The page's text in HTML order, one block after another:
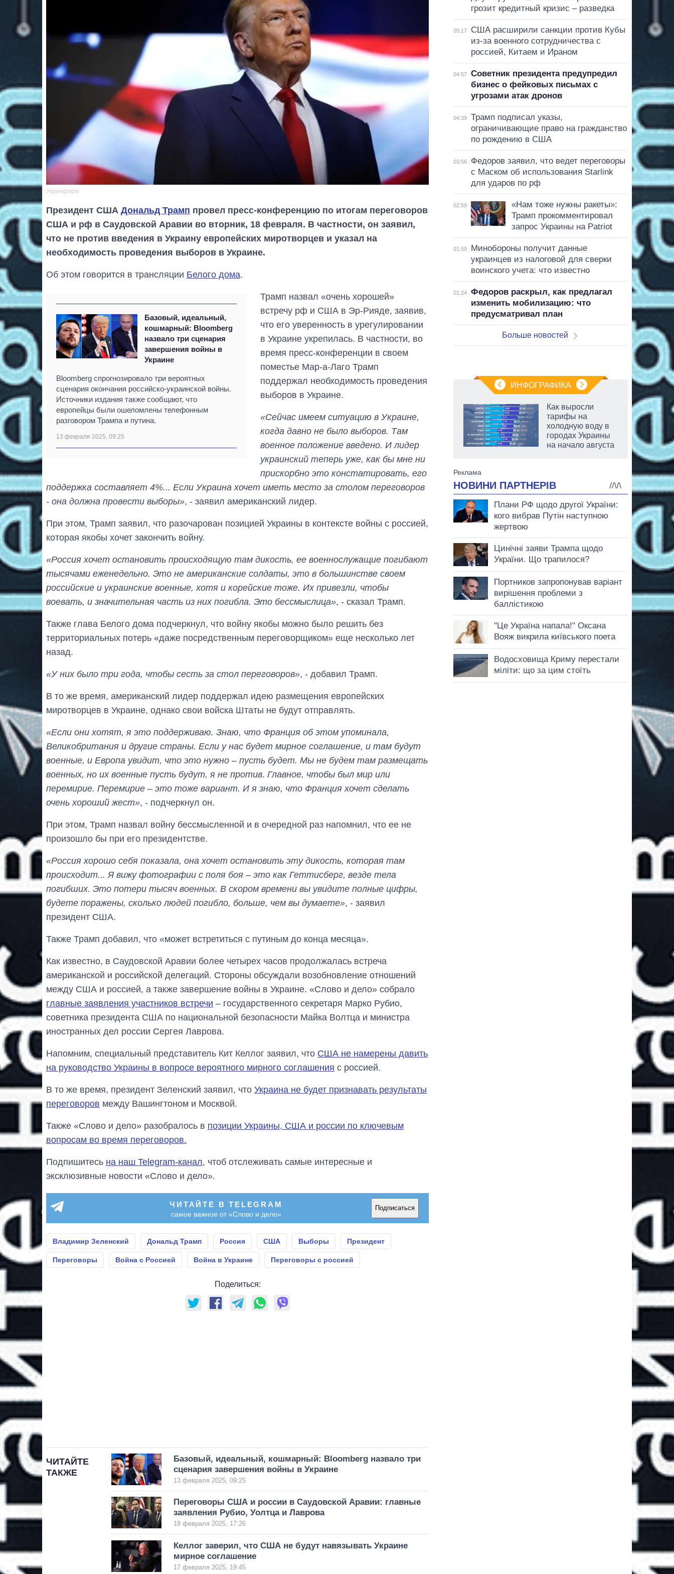
Укринформ
Президент США Дональд Трамп провел пресс-конференцию по итогам переговоров
США и рф в Саудовской Аравии во вторник, 18 февраля. В частности, он заявил,
что не против введения в Украину европейских миротворцев и указал на
необходимость проведения выборов в Украине.
Об этом говорится в трансляции Белого дома.
Базовый, идеальный,
кошмарный: Bloomberg
назвало три сценария
завершения войны в
Украине
Bloomberg спрогнозировало три вероятных
сценария окончания российско-украинской войны.
Источники издания также сообщают, что
европейцы были ошеломлены телефонным
разговором Трампа и путина.
13 февраля 2025, 09:25
Трамп назвал «очень хорошей»
встречу рф и США в Эр-Рияде, заявив,
что его уверенность в урегулировании
в Украине укрепилась. В частности, во
время пресс-конференции в своем
поместье Мар-а-Лаго Трамп
поддержал необходимость проведения
выборов в Украине.
«Сейчас имеем ситуацию в Украине,
когда давно не было выборов. Там
военное положение введено. И лидер
украинский теперь уже, как бы мне ни
прискорбно это констатировать, его
поддержка составляет 4%... Если Украина хочет иметь место за столом переговоров
- она ​​должна провести выборы», - заявил американский лидер.
При этом, Трамп заявил, что разочарован позицией Украины в контексте войны с россией,
которая якобы хочет закончить войну.
«Россия хочет остановить происходящую там дикость, ее военнослужащие погибают
тысячами еженедельно. Это не американские солдаты, это в большинстве своем
российские и украинские военные, хотя и корейские тоже. Их привезли, чтобы
воевать, и значительная часть из них погибла. Это бессмыслица», - сказал Трамп.
Также глава Белого дома подчеркнул, что войну якобы можно было решить без
территориальных потерь «даже посредственным переговорщиком» еще несколько лет
назад.
«У них было три года, чтобы сесть за стол переговоров», - добавил Трамп.
В то же время, американский лидер поддержал идею размещения европейских
миротворцев в Украине, однако свои войска Штаты не будут отправлять.
«Если они хотят, я это поддерживаю. Знаю, что Франция об этом упоминала,
Великобритания и другие страны. Если у нас будет мирное соглашение, и там будут
военные, и Европа увидит, что это нужно – пусть будет. Мы не будем там размещать
военных, но их военные пусть будут, я не против. Главное, чтобы был мир или
перемирие. Перемирие – это тоже вариант. И я знаю, что Франция хочет сделать
очень хороший жест», - подчеркнул он.
При этом, Трамп назвал войну бессмысленной и в очередной раз напомнил, что ее не
произошло бы при его президентстве.
«Россия хорошо себя показала, она хочет остановить эту дикость, которая там
происходит... Я вижу фотографии с поля боя – это как Геттисберг, везде тела
погибших. Это потери тысяч военных. В скором времени вы увидите полные цифры,
будете поражены, сколько людей погибло, больше, чем вы думаете», - заявил
президент США.
Также Трамп добавил, что «может встретиться с путиным до конца месяца».
Как известно, в Саудовской Аравии более четырех часов продолжалась встреча
американской и российской делегаций. Стороны обсуждали возобновление отношений
между США и россией, а также завершение войны в Украине. «Слово и дело» собрало
главные заявления участников встречи – государственного секретаря Марко Рубио,
советника президента США по национальной безопасности Майка Волтца и министра
иностранных дел россии Сергея Лаврова.
Напомним, специальный представитель Кит Келлог заявил, что США не намерены давить
на руководство Украины в вопросе вероятного мирного соглашения с россией.
В то же время, президент Зеленский заявил, что Украина не будет признавать результаты
переговоров между Вашингтоном и Москвой.
Также «Слово и дело» разобралось в позиции Украины, США и россии по ключевым
вопросам во время переговоров.
Подпишитесь на наш Telegram-канал, чтоб отслеживать самые интересные и
эксклюзивные новости «Слово и дело».
ЧИТАЙТЕ В TELEGRAM
самое важное от «Слово и дело»
Подписаться
Владимир Зеленский Дональд Трамп Россия США Выборы Президент
Переговоры Война с Россией Война в Украине Переговоры с россией
Поделиться:
ЧИТАЙТЕ
ТАКЖЕ
Базовый, идеальный, кошмарный: Bloomberg назвало три
сценария завершения войны в Украине
13 февраля 2025, 09:25
Переговоры США и россии в Саудовской Аравии: главные
заявления Рубио, Уолтца и Лаврова
18 февраля 2025, 17:26
Келлог заверил, что США не будут навязывать Украине
мирное соглашение
17 февраля 2025, 19:45
грозит кредитный кризис – разведка
05:17
США расширили санкции против Кубы
из-за военного сотрудничества с
россией, Китаем и Ираном
04:57
Советник президента предупредил
бизнес о фейковых письмах с
угрозами атак дронов
04:39
Трамп подписал указы,
ограничивающие право на гражданство
по рождению в США
03:56
Федоров заявил, что ведет переговоры
с Маском об использования Starlink
для ударов по рф
02:59
«Нам тоже нужны ракеты»:
Трамп прокомментировал
запрос Украины на Patriot
01:59
Минобороны получит данные
украинцев из налоговой для сверки
воинского учета: что известно
01:24
Федоров раскрыл, как предлагал
изменить мобилизацию: что
предусматривал план
Больше новостей
ИНФОГРАФИКА
массированных
за лето: Киев и
область стали
главной целью рф
Как выросли
тарифы на
холодную воду в
городах Украины
на начало августа